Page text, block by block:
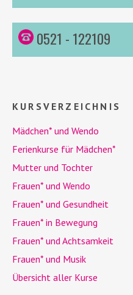
0521 - 122109
KURSVERZEICHNIS
Mädchen* und Wendo
Ferienkurse für Mädchen*
Mutter und Tochter
Frauen* und Wendo
Frauen* und Gesundheit
Frauen* in Bewegung
Frauen* und Achtsamkeit
Frauen* und Musik
Übersicht aller Kurse